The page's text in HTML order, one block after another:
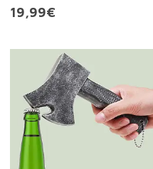
19,99€